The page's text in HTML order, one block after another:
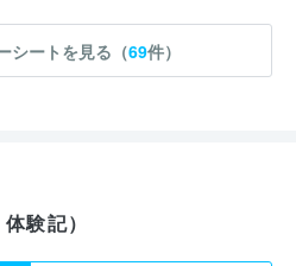
シートを見る（69件）
験記）